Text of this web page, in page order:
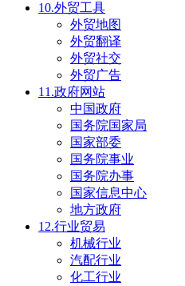
10.外贸工具
外贸地图
外贸翻译
外贸社交
外贸广告
11.政府网站
中国政府
国务院国家局
国家部委
国务院事业
国务院办事
国家信息中心
地方政府
12.行业贸易
机械行业
汽配行业
化工行业